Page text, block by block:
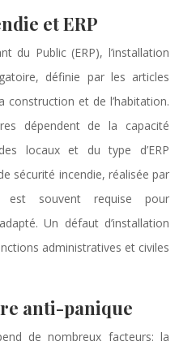
et ERP
du Public (ERP), l’installation
définie par les articles
construction et de l’habitation.
dépendent de la capacité
locaux et du type d’ERP
sécurité incendie, réalisée par
est souvent requise pour
Un défaut d’installation
administratives et civiles
anti-panique
de nombreux facteurs: la